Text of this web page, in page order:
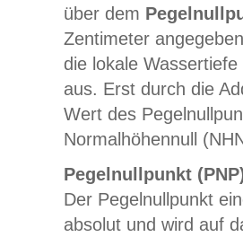
über dem
Zentimeter
die lokale
aus. Erst durch die
Wert des
Normalhöhennull
Pegelnullpunkt
Der Pegelnullpunkt
absolut und wird auf